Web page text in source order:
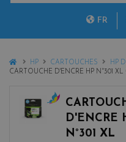
FR
HOME
HP CARTOUCHES HP
CARTOUCHE D'ENCRE HP N°301
D'ENCRE
N°301 XL